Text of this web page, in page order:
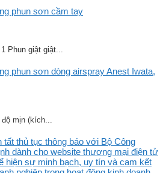
phun sơn cầm tay
Phun giật giật...
phun sơn dòng airspray Anest Iwata,
mịn (kích...
tất thủ tục thông báo với Bộ Công
dành cho website thương mại điện tử
hiện sự minh bạch, uy tín và cam kết